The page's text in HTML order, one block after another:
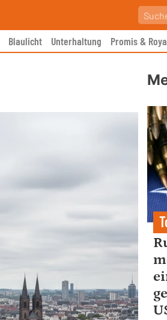
Blaulicht Unterhaltung Promis &